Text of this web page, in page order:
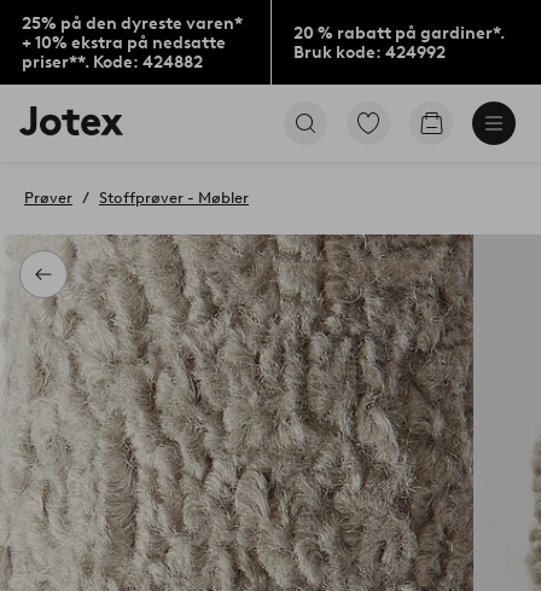
25% på den dyreste varen*
+ 10% ekstra på nedsatte
priser**. Kode: 424882
20 % rabatt på gardiner*.
Bruk kode: 424992
Jotex’
logo
til
Gå
Gå
Tilbake
Prøver Stoffprøver - Møbler